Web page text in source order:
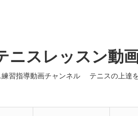
ニスレッスン動
練習指導動画チャンネル テニスの上